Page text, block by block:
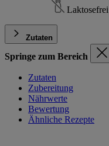
Laktosefrei
Zutaten
Springe zum Bereich
Zutaten
Zubereitung
Nährwerte
Bewertung
Ähnliche Rezepte